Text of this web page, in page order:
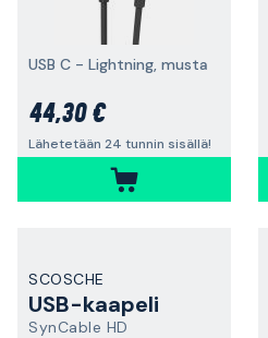
USB C - Lightning, musta
44,30 €
Lähetetään 24 tunnin sisällä!
SCOSCHE
USB-kaapeli
SynCable HD